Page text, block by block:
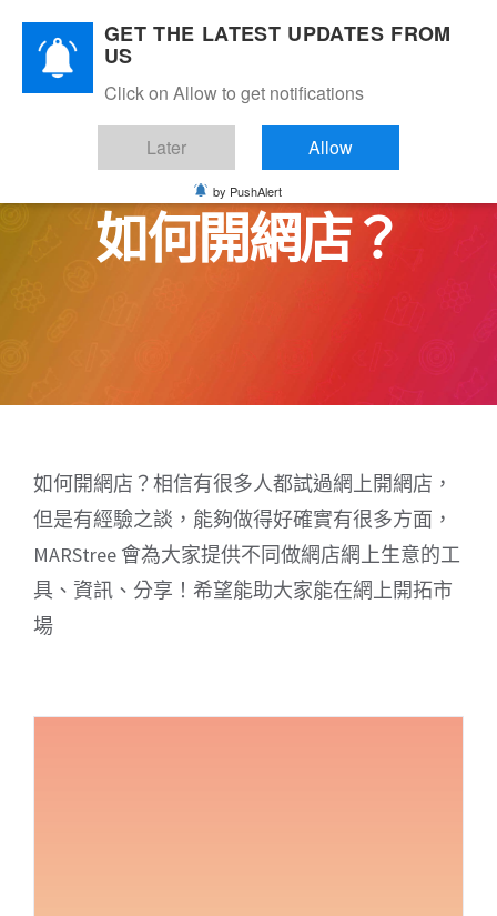
Skip
content
如何開網店？
如何開網店？相信有很多人都試過網上開網店，
但是有經驗之談，能夠做得好確實有很多方面，
MARStree 會為大家提供不同做網店網上生意的工
具、資訊、分享！希望能助大家能在網上開拓市
場
GET THE LATEST UPDATES FROM
US
Click on Allow to get notifications
Later Allow
by PushAlert